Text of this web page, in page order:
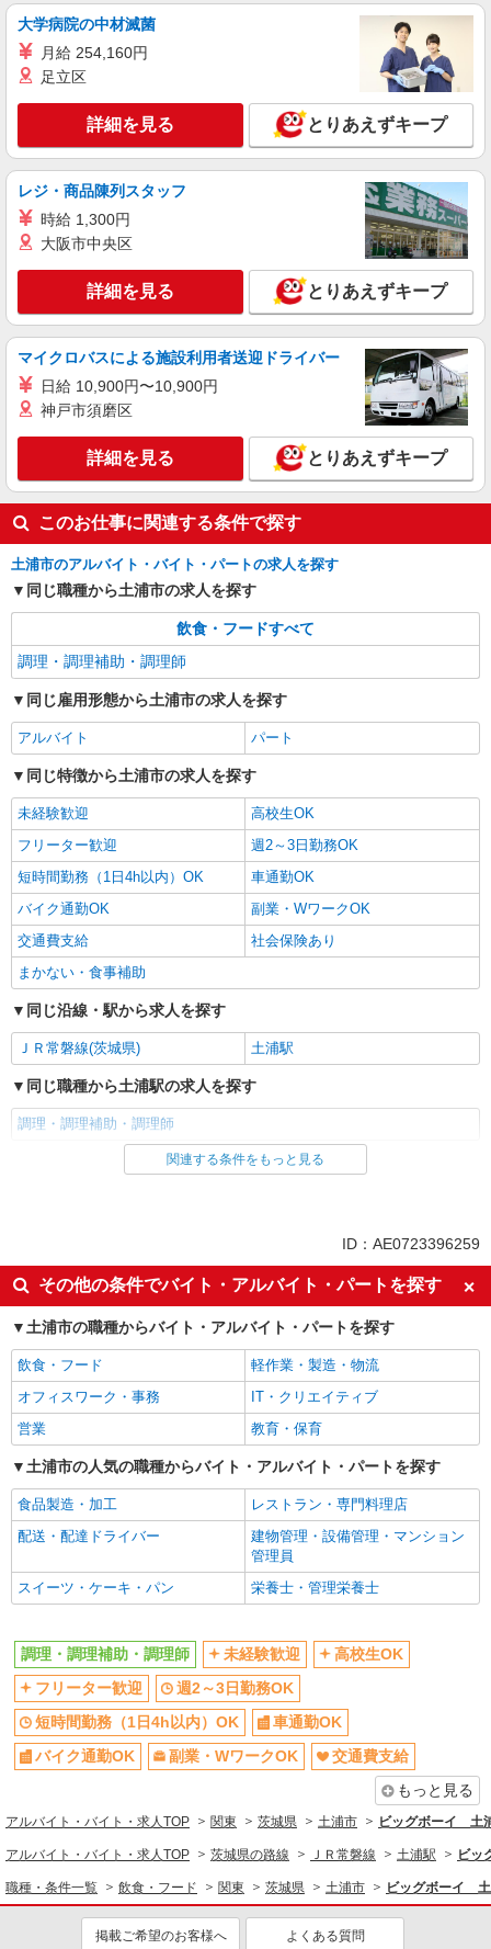
キープ 詳細を見る
アルバイト
ココスのキッチン（フード）スタッフ
時給1100円 ※22:00〜翌5:00：時給1462円 ※
高校生時給1080円 ■【土日祝加給】 土日祝は1時
間当たり＋100円 ■特別手当 早朝手当（5:00〜
8:00）時給＋200円
茨城県土浦市桜ケ丘町757-1
キープ 詳細を見る
パート
すき家 354号土浦南店
すき家の店舗スタッフ（接客・調理・清掃な
ど）
時給1,438円
キープ 詳細を見る
すき家 土浦荒川沖店
すき家の店舗スタッフ（接客・調理・清掃な
ど）
高校生時給1,074円 ※早朝手当（5:00〜9:00）時給
＋150円
茨城県土浦市荒川沖東2-17-10
キープ
大学病院の中材滅菌
月給 254,160円
足立区
詳細を見る とりあえずキープ
レジ・商品陳列スタッフ
時給 1,300円
大阪市中央区
詳細を見る とりあえずキープ
マイクロバスによる施設利用者送迎ドライバー
日給 10,900円〜10,900円
神戸市須磨区
詳細を見る とりあえずキープ
このお仕事に関連する条件で探す
土浦市のアルバイト・バイト・パートの求人を探す
同じ職種から土浦市の求人を探す
飲食・フードすべて
調理・調理補助・調理師
同じ雇用形態から土浦市の求人を探す
アルバイト パート
同じ特徴から土浦市の求人を探す
未経験歓迎
高校生OK
フリーター歓迎
週2～3日勤務OK
短時間勤務（1日4h以内）OK
車通勤OK
バイク通勤OK
副業・WワークOK
交通費支給
社会保険あり
まかない・食事補助
同じ沿線・駅から求人を探す
ＪＲ常磐線(茨城県) 土浦駅
同じ職種から土浦駅の求人を探す
調理・調理補助・調理師
同じ雇用形態から土浦駅の求人を探す
未経験歓迎
高校生OK
フリーター歓迎
週2～3日勤務OK
短時間勤務（1日4h以内）OK
車通勤OK
バイク通勤OK
副業・WワークOK
交通費支給
社会保険あり
まかない・食事補助
同じ職種から求人を探す
飲食・フード
調理・調理補助・調理師
同じ特徴から求人を探す
週2～3日勤務OK
短時間勤務（1日4h以内）OK
車通勤OK
副業・WワークOK
交通費支給
社会保険あり
まかない・食事補助
関連する条件をもっと見る
ID：AE0723396259
その他の条件でバイト・アルバイト・パートを探す
土浦市の職種からバイト・アルバイト・パートを探す
飲食・フード
軽作業・製造・物流
オフィスワーク・事務
IT・クリエイティブ
営業
教育・保育
土浦市の人気の職種からバイト・アルバイト・パートを探す
食品製造・加工
レストラン・専門料理店
配送・配達ドライバー
建物管理・設備管理・マンション
管理員
スイーツ・ケーキ・パン
栄養士・管理栄養士
調理・調理補助・調理師 未経験歓迎
高校生OK
フリーター歓迎
週2～3日勤務OK
短時間勤務（1日4h以内）OK
車通勤OK
バイク通勤OK
副業・WワークOK
交通費支給
もっと見る
アルバイト・バイト・求人TOP 関東 茨城県 土浦市 ビッグボーイ 土
アルバイト・バイト・求人TOP 茨城県の路線 ＪＲ常磐線 土浦駅 ビッ
職種・条件一覧 飲食・フード 関東 茨城県 土浦市 ビッグボーイ 土
掲載ご希望のお客様へ よくある質問